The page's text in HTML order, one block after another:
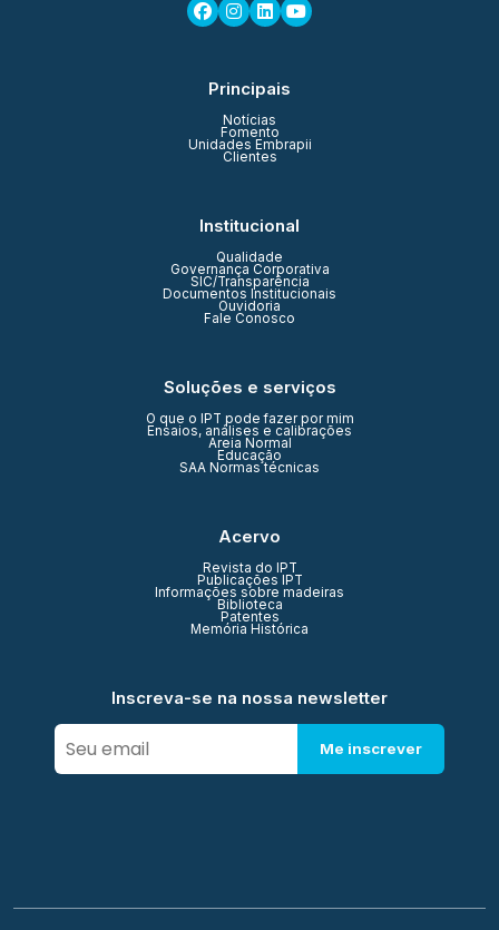
Principais
Notícias
Fomento
Unidades Embrapii
Clientes
Institucional
Qualidade
Governança Corporativa
SIC/Transparência
Documentos Institucionais
Ouvidoria
Fale Conosco
Soluções e serviços
O que o IPT pode fazer por mim
Ensaios, análises e calibrações
Areia Normal
Educação
SAA Normas técnicas
Acervo
Revista do IPT
Publicações IPT
Informações sobre madeiras
Biblioteca
Patentes
Memória Histórica
Inscreva-se na nossa newsletter
Me inscrever